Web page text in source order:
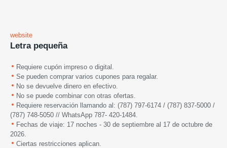
website
Letra pequeña
Requiere cupón impreso o digital.
Se pueden comprar varios cupones para regalar.
No se devuelve dinero en efectivo.
No se puede combinar con otras ofertas.
Requiere reservación llamando al: (787) 797-6174 / (787) 837-5000 /
(787) 748-5050 // WhatsApp 787- 420-1484.
Fechas de viaje: 17 noches - 30 de septiembre al 17 de octubre de
2026.
Ciertas restricciones aplican.